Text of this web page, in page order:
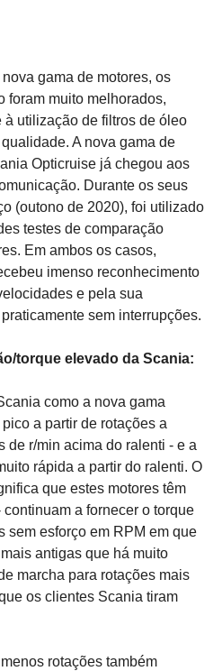
gama de motores, os
foram muito melhorados,
utilização de filtros de óleo
A nova gama de
Opticruise já chegou aos
Durante os seus
(outono de 2020), foi utilizado
testes de comparação
Em ambos os casos,
imenso reconhecimento
e pela sua
sem interrupções.
torque elevado da Scania:
como a nova gama
a partir de rotações a
de r/min acima do ralenti - e a
rápida a partir do ralenti. O
que estes motores têm
a fornecer o torque
sem esforço em RPM em que
antigas que há muito
marcha para rotações mais
os clientes Scania tiram
rotações também